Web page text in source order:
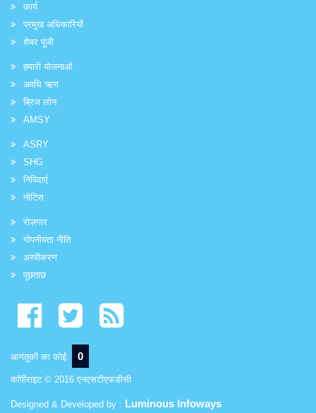
कार्य
प्रमुख अधिकारियों
शेयर पूंजी
हमारी योजनाओं
अवधि ऋण
ब्रिज लोन
AMSY
ASRY
SHG
निविदाएं
नोटिस
रोज़गार
गोपनीयता नीति
अस्वीकरण
पूछताछ
आगंतुकों का कोई: 0
कॉपीराइट © 2016 एनएसटीएफडीसी
Designed & Developed by : Luminous Infoways